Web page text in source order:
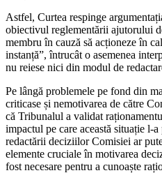
Astfel, Curtea respinge
obiectivul reglementării ajutorului
membru în cauză să acționeze în
instanță”, întrucât o asemenea
nu reiese nici din modul de
Pe lângă problemele pe fond din
criticase și nemotivarea de către
că Tribunalul a validat
impactul pe care această situație
redactării deciziilor Comisiei ar
elemente cruciale în motivarea
fost necesare pentru a cunoaște